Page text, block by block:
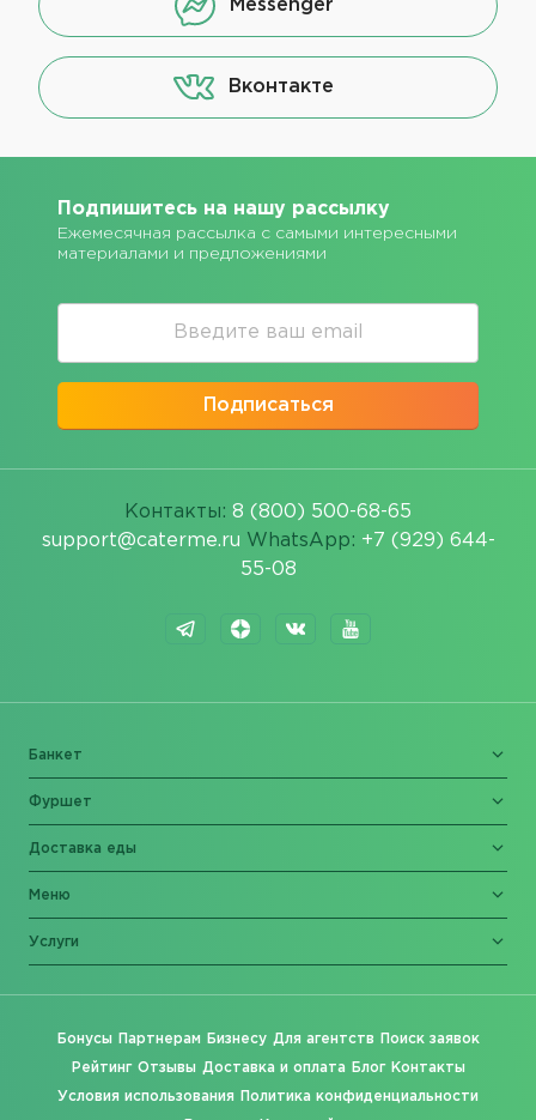
Messenger
Вконтакте
Подпишитесь на нашу рассылку
Ежемесячная рассылка с самыми интересными
материалами и предложениями
Подписаться
Контакты: 8 (800) 500-68-65
support@caterme.ru WhatsApp: +7 (929) 644-
55-08
Банкет
Фуршет
Доставка еды
Меню
Услуги
Бонусы Партнерам Бизнесу Для агентств Поиск заявок
Рейтинг Отзывы Доставка и оплата Блог Контакты
Условия использования Политика конфиденциальности